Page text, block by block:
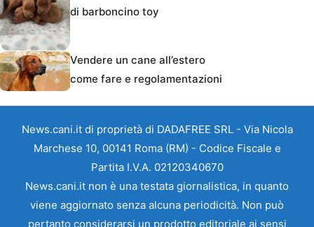
di barboncino toy
Vendere un cane all’estero
come fare e regolamentazioni
News.cani.it di proprietà di DADAFREE SRL - Via Nicola
Marchese 10, 00141 Roma (RM) - Codice Fiscale e
Partita I.V.A. 02120340670
News.cani.it non è una testata giornalistica, in quanto
viene aggiornato senza alcuna periodicità. Non può
pertanto considerarsi un prodotto editoriale ai sensi